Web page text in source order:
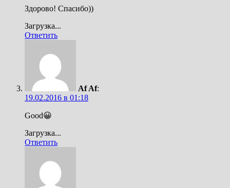
Здорово! Спасибо))
Загрузка...
Ответить
Af Af:
19.02.2016 в 01:18
Good😀
Загрузка...
Ответить